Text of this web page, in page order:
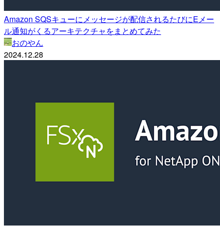
Amazon SQSキューにメッセージが配信されるたびにEメー
ル通知がくるアーキテクチャをまとめてみた
おのやん
2024.12.28